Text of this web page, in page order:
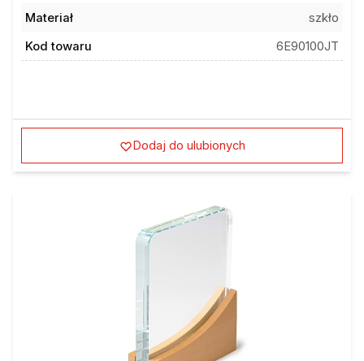
Materiał
szkło
Kod towaru
6E90100JT
Dodaj do ulubionych